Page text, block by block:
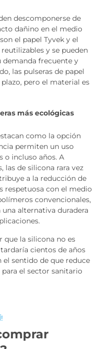
descomponerse de
dañino en el medio
el papel Tyvek y el
y se pueden
demanda frecuente y
las pulseras de papel
pero el material es
más ecológicas
como la opción
permiten un uso
o incluso años. A
las de silicona rara vez
a la reducción de
respetuosa con el medio
convencionales,
alternativa duradera
que la silicona no es
cientos de años
el sentido de que reduce
el sector sanitario